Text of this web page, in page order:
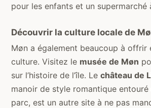
pour les enfants et un supermarché
Découvrir la culture locale de
Møn a également beaucoup à offrir
culture. Visitez le musée de Møn
sur l’histoire de l’île. Le château de
manoir de style romantique entouré
parc, est un autre site à ne pas